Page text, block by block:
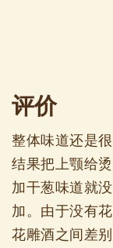
评价
整体味道还是
结果把上颚给
加干葱味道就
加。由于没有
花雕酒之间差